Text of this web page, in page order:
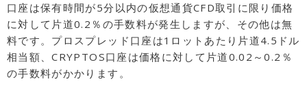
口座は保有時間が5分以内の仮想通貨CFD取引に限り価格
に対して片道0.2％の手数料が発生しますが、その他は無
料です。プロスプレッド口座は1ロットあたり片道4.5ドル
相当額、CRYPTOS口座は価格に対して片道0.02～0.2％
の手数料がかかります。